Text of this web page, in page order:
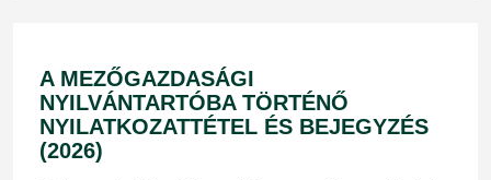
A MEZŐGAZDASÁGI
NYILVÁNTARTÓBA TÖRTÉNŐ
NYILATKOZATTÉTEL ÉS BEJEGYZÉS
(2026)